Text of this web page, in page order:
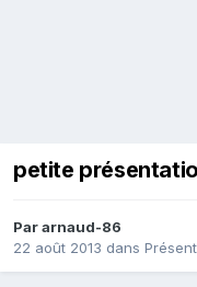
petite
Pararnaud-86
22 août 2013 dans